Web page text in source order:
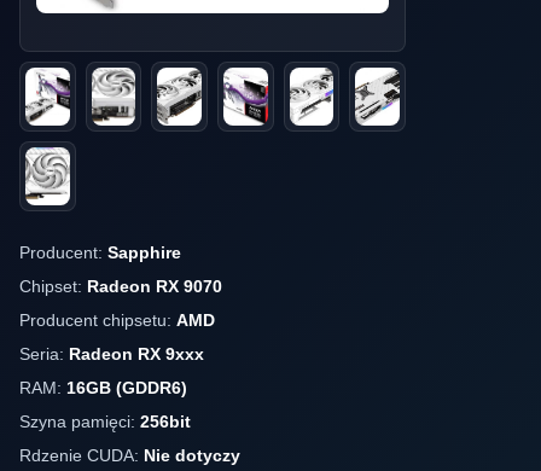
Producent: Sapphire
Chipset: Radeon RX 9070
Producent chipsetu: AMD
Seria: Radeon RX 9xxx
RAM: 16GB (GDDR6)
Szyna pamięci: 256bit
Rdzenie CUDA: Nie dotyczy